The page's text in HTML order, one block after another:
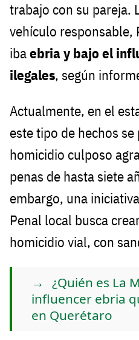
trabajo con su pareja.
vehículo responsable,
ibaebria y bajo el
ilegales, según
Actualmente, en el
este tipo de hechos
homicidio culposo
penas de hasta siete
embargo, una
Penal local busca
homicidio vial, con
¿Quién es La
influencer ebria
en Querétaro